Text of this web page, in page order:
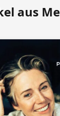
aus